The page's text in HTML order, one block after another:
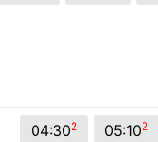
04:302 05:102